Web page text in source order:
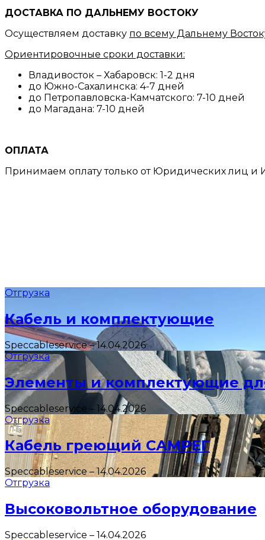
ДОСТАВКА ПО ДАЛЬНЕМУ ВОСТОКУ
Осуществляем доставку по всему Дальнему
Ориентировочные сроки доставки:
Владивосток – Хабаровск: 1-2 дня
до Южно-Сахалинска: 4-7 дней
до Петропавловска-Камчатского: 7-10 дней
до Магадана: 7-10 дней
ОПЛАТА
Принимаем оплату только от Юридических лиц и
Отгрузка
Кабель и комплектующие
Speccableservice–14.04.2026
Отгрузка
Элементы и комплектующие
Speccableservice – 14.04.2026
Отгрузка
Кабель греющий САМРЕГ
Speccableservice–14.04.2026
Отгрузка
Высоковольтное оборудование
Speccableservice – 14.04.2026